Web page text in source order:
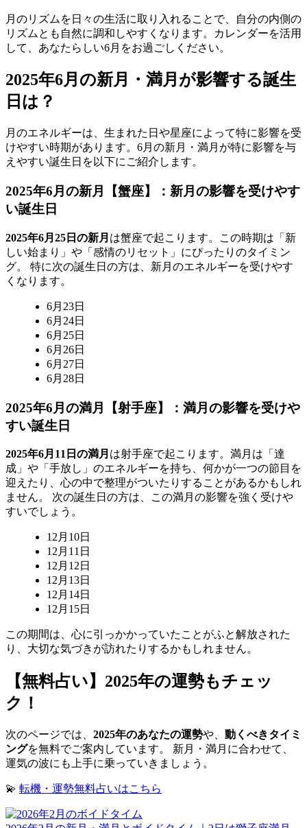
月のリズムを日々の生活に取り入れることで、自分の内側の
リズムとも自然に調和しやすくなります。カレンダーを活用
して、あなたらしい6月をお過ごしください。
2025年6月の新月・満月が影響する誕生
日は？
月のエネルギーは、生まれた日や星座によって特に影響を受
けやすい時期があります。6月の新月・満月が特に影響を与
えやすい誕生日を以下にご紹介します。
2025年6月の新月【蟹座】：新月の影響を受けやす
い誕生日
2025年6月25日の新月 は蟹座で起こります。この時期は「新
しい始まり」や「感情のリセット」にぴったりのタイミン
グ。 特に次の誕生日の方は、新月のエネルギーを受けやす
くなります。
6月23日
6月24日
6月25日
6月26日
6月27日
6月28日
2025年6月の満月【射手座】：満月の影響を受けや
すい誕生日
2025年6月11日の満月 は射手座で起こります。満月は「達
成」や「手放し」のエネルギーを持ち、何かが一つの節目を
迎えたり、心の中で整理がついたりすることがあるかもしれ
ません。 次の誕生日の方は、この満月の影響を強く受けや
すいでしょう。
12月10日
12月11日
12月12日
12月13日
12月14日
12月15日
この期間は、心に引っかかっていたことがふと解放された
り、大切な気づきが訪れたりするかもしれません。
【無料占い】2025年の運勢もチェッ
ク！
次のページでは、 2025年のあなたの運勢や、 動くべきタイミ
ングを無料でご案内しています。 新月・満月に合わせて、
運気の波にも上手に乗っていきましょう。
💫 転機・運勢無料占いはこちら